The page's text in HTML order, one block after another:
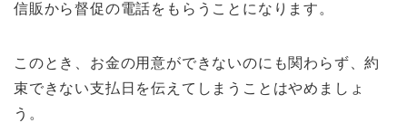
信販から督促の電話をもらうことになります。
このとき、お金の用意ができないのにも関わらず、約
束できない支払日を伝えてしまうことはやめましょ
う。